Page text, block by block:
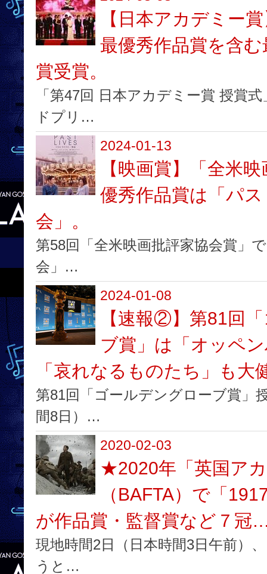
【日本アカデミー
最優秀作品賞を含
賞受賞。
「第47回 日本アカデミー賞 授賞
ドプリ…
2024-01-13
【映画賞】「全米
優秀作品賞は「パ
会」。
第58回「全米映画批評家協会賞」
会」…
2024-01-08
【速報②】第81回
ブ賞」は「オッペ
「哀れなるものたち」も大
第81回「ゴールデングローブ賞」
間8日）…
2020-02-03
★2020年「英国ア
（BAFTA）で「
が作品賞・監督賞など７冠
現地時間2日（日本時間3日午前）
うと…